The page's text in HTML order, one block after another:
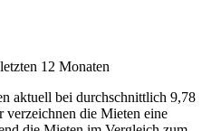
12 Monaten
aktuell bei durchschnittlich 9,78
verzeichnen die Mieten eine